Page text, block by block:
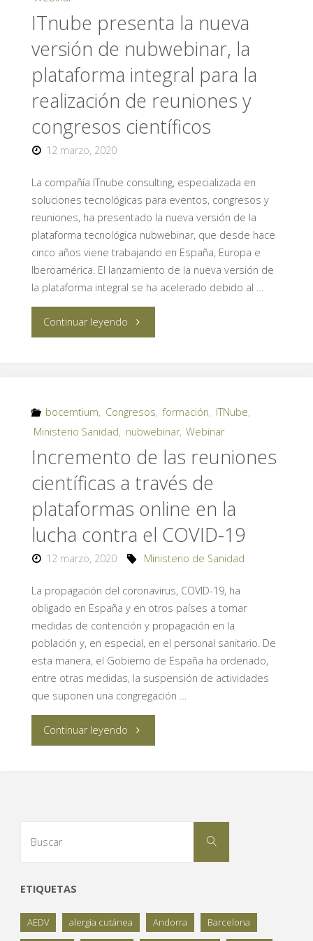
aportan
su
granito
arena
en
la
investigación
médica"
ITnube presenta la nueva
versión de nubwebinar, la
plataforma integral para la
realización de reuniones y
congresos científicos
12 marzo, 2020
La compañía ITnube consulting, especializada en
soluciones tecnológicas para eventos, congresos y
reuniones, ha presentado la nueva versión de la
plataforma tecnológica nubwebinar, que desde hace
cinco años viene trabajando en España, Europa e
Iberoamérica. El lanzamiento de la nueva versión de
la plataforma integral se ha acelerado debido al …
Continuar leyendo "ITnube
nueva
nubwebinar,
la
plataforma
integral
para
realización
de
bocemtium, Congresos, formación, ITNube,
Ministerio Sanidad, nubwebinar, Webinar
Incremento de las reuniones
científicas a través de
plataformas online en la
lucha contra el COVID-19
12 marzo, 2020 Ministerio de Sanidad
La propagación del coronavirus, COVID-19, ha
obligado en España y en otros países a tomar
medidas de contención y propagación en la
población y, en especial, en el personal sanitario. De
esta manera, el Gobierno de España ha ordenado,
entre otras medidas, la suspensión de actividades
que suponen una congregación …
Continuar leyendo "Incremento
Buscar
ETIQUETAS
AEDV alergia cutánea Andorra Barcelona